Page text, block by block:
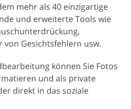
mehr als 40 einzigartige
und erweiterte Tools wie
Gesichtsfehlern usw.
können Sie Fotos
und als private
direkt in das soziale